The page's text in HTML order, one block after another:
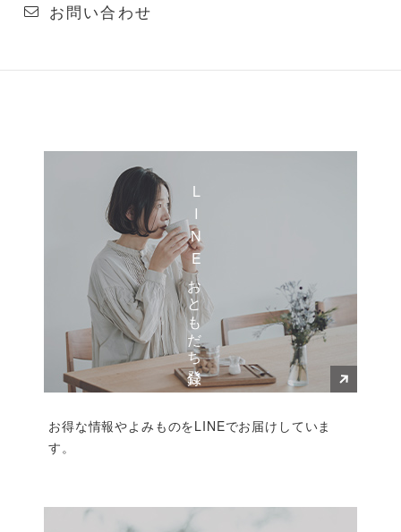
お問い合わせ
LINEおともだち登録
お得な情報やよみものをLINEでお届けしていま
す。